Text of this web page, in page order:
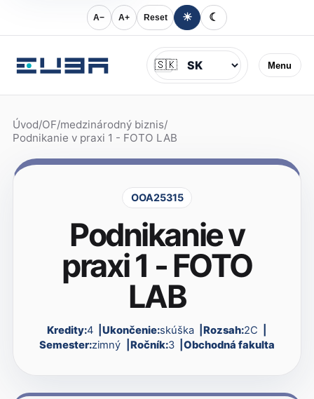
A− A+ Reset ☀ ☾
Menu
Jazyk
🇸🇰
Úvod/OF/medzinárodný biznis/
Podnikanie v praxi 1 - FOTO LAB
OOA25315
Podnikanie v
praxi 1 - FOTO
LAB
Kredity:4 Ukončenie:skúška Rozsah:2C
Semester:zimný Ročník:3 Obchodná fakulta